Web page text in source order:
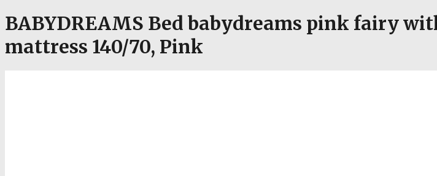
BABYDREAMS Bed babydreams pink fairy
mattress 140/70, Pink